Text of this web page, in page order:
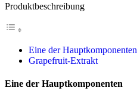
Produktbeschreibung
Eine der Hauptkomponenten
Grapefruit-Extrakt
Eine der Hauptkomponenten